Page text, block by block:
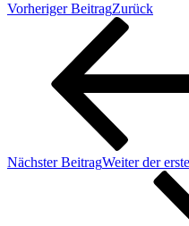
Vorheriger BeitragZurück
Nächster BeitragWeiter der